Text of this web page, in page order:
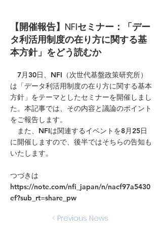
【開催報告】NFIセミナー：「デー
タ利活用制度の在り方に関する基
本方針」をどう読むか
7月30日、NFI（次世代基盤政策研究所）
は「データ利活用制度の在り方に関する基本
方針」をテーマとしたセミナーを開催しまし
た。本記事では、その内容と議論のポイント
をご報告します。
また、NFIは関連するイベントを8月25日
に開催しますので、後半ではそちらの告知も
いたします。
つづきは
https://note.com/nfi_japan/n/nacf97a5430
ef?sub_rt=share_pw
< Previous News